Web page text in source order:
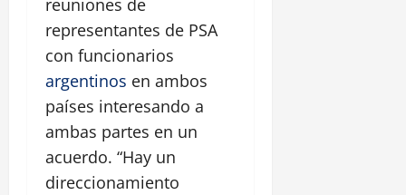
reuniones de
representantes de PSA
con funcionarios
argentinos en ambos
países interesando a
ambas partes en un
acuerdo. “Hay un
direccionamiento